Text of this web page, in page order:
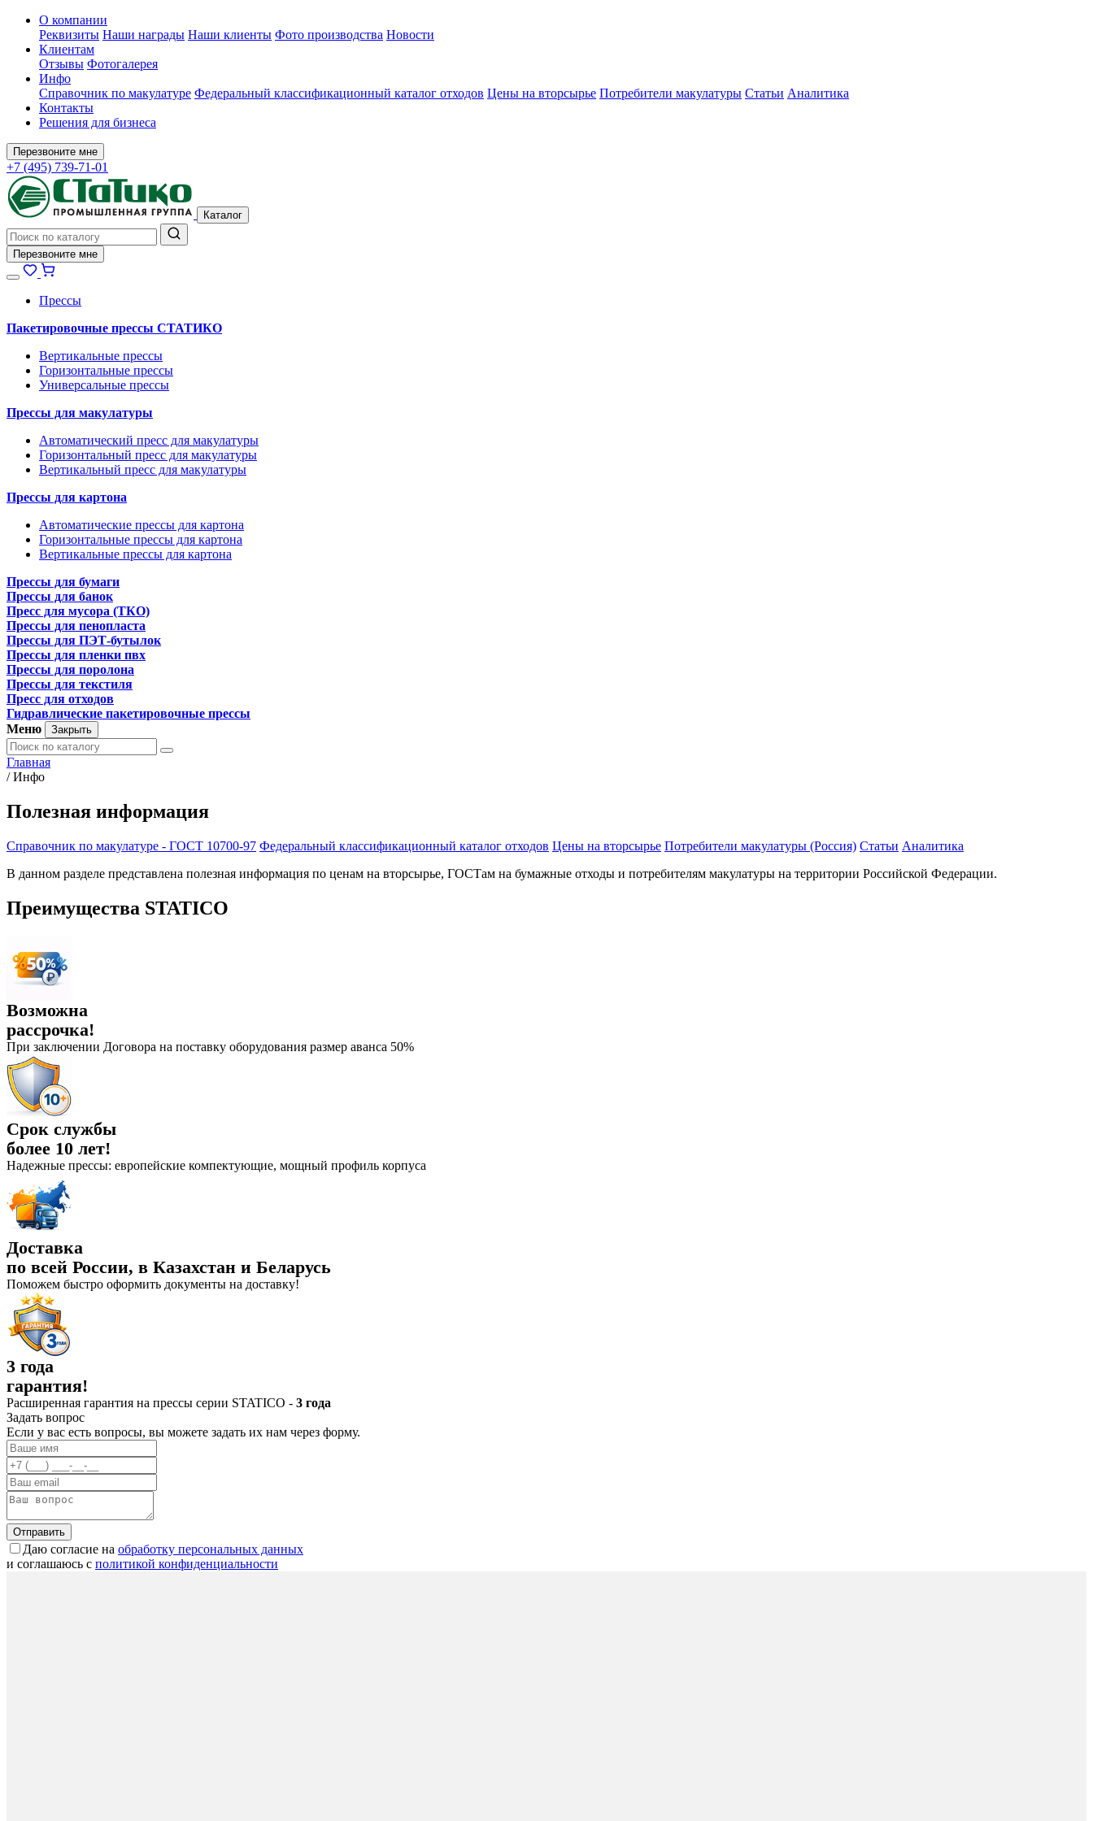
О компании
Реквизиты Наши награды Наши клиенты Фото производства Новости
Клиентам
Отзывы Фотогалерея
Инфо
Справочник по макулатуре Федеральный классификационный каталог отходов Цены на вторсырье Потребители макулатуры Статьи Аналитика
Контакты
Решения для бизнеса
Перезвоните мне
+7 (495) 739-71-01
Каталог
Перезвоните мне
Прессы
Пакетировочные прессы СТАТИКО
Вертикальные прессы
Горизонтальные прессы
Универсальные прессы
Прессы для макулатуры
Автоматический пресс для макулатуры
Горизонтальный пресс для макулатуры
Вертикальный пресс для макулатуры
Прессы для картона
Автоматические прессы для картона
Горизонтальные прессы для картона
Вертикальные прессы для картона
Прессы для бумаги
Прессы для банок
Пресс для мусора (ТКО)
Прессы для пенопласта
Прессы для ПЭТ-бутылок
Прессы для пленки пвх
Прессы для поролона
Прессы для текстиля
Пресс для отходов
Гидравлические пакетировочные прессы
Меню
Закрыть
Главная
/ Инфо
Полезная информация
Справочник по макулатуре - ГОСТ 10700-97 Федеральный классификационный каталог отходов Цены на вторсырье Потребители макулатуры (Россия) Статьи Аналитика
В данном разделе представлена полезная информация по ценам на вторсырье, ГОСТам на бумажные отходы и потребителям макулатуры на территории Российской Федерации.
Преимущества STATICO
Возможна
рассрочка!
При заключении Договора на поставку оборудования размер аванса 50%
Срок службы
более 10 лет!
Надежные прессы: европейские компектующие, мощный профиль корпуса
Доставка
по всей России, в Казахстан и Беларусь
Поможем быстро оформить документы на доставку!
3 года
гарантия!
Расширенная гарантия на прессы серии STATICO - 3 года
Задать вопрос
Если у вас есть вопросы, вы можете задать их нам через форму.
Отправить
Даю согласие на обработку персональных данных
и соглашаюсь с политикой конфиденциальности